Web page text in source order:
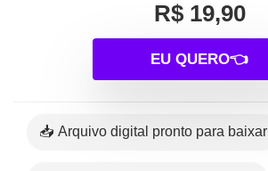
R$ 19,90
EU QUERO👈
📥 Arquivo digital pronto para baixar